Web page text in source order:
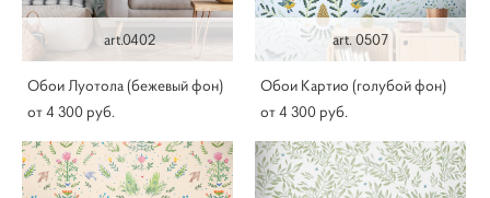
art.0402
Обои Луотола (бежевый фон)
от 4 300 pуб.
art. 0507
Обои Картио (голубой фон)
от 4 300 pуб.